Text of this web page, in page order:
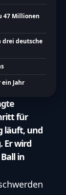
47 Millionen
drei deutsche
Jahr
für
läuft, und
Er wird
in